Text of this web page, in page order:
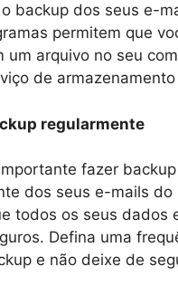
backup dos seus e-
permitem que
um arquivo no seu
de
regularmente
fazer backup
dos seus e-mails do
todos os seus dados
Defina uma
e não deixe de